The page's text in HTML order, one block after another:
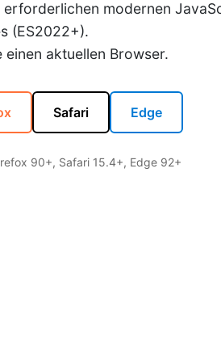
modernen
(ES2022+).
einen aktuellen Browser.
Safari Edge
90+, Safari 15.4+, Edge 92+